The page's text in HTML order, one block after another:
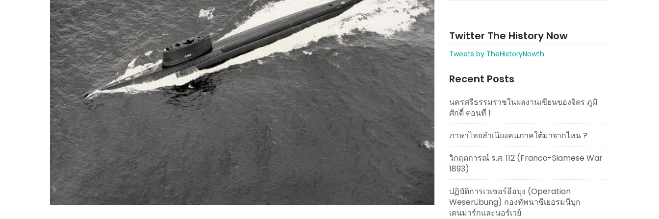
Twitter The History Now
Tweets by TheHistoryNowth
Recent Posts
นครศรีธรรมราชในผลงานเขียนของจิตร ภูมิ
ศักดิ์ ตอนที่ 1
ภาษาไทยสำเนียงคนภาคใต้มาจากไหน ?
วิกฤตการณ์ ร.ศ. 112 (Franco-Siamese War
1893)
ปฏิบัติการเวเซอร์อือบุง (Operation
Weserübung) กองทัพนาซีเยอรมนีบุก
เดนมาร์กและนอร์เวย์